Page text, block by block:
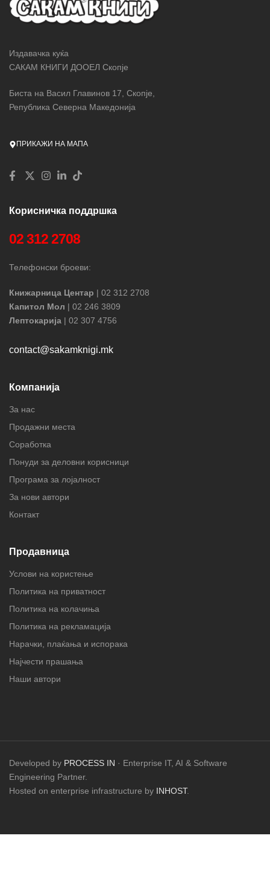
Издавачка куќа
САКАМ КНИГИ ДООЕЛ Скопје
Биста на Васил Главинов 17, Скопје,
Република Северна Македонија
ПРИКАЖИ НА МАПА
Корисничка поддршка
02 312 2708
Телефонски броеви:
Книжарница Центар | 02 312 2708
Капитол Мол | 02 246 3809
Лептокарија | 02 307 4756
contact@sakamknigi.mk
Компанија
За нас
Продажни места
Соработка
Понуди за деловни корисници
Програма за лојалност
За нови автори
Контакт
Продавница
Услови на користење
Политика на приватност
Политика на колачиња
Политика на рекламација
Нарачки, плаќања и испорака
Најчести прашања
Наши автори
Developed by PROCESS IN · Enterprise IT, AI & Software
Engineering Partner.
Hosted on enterprise infrastructure by INHOST.